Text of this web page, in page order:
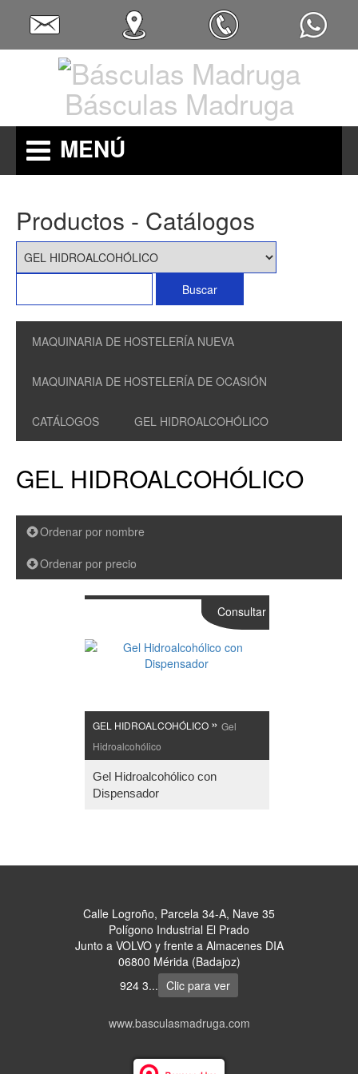
Básculas Madruga
MENÚ
Productos - Catálogos
MAQUINARIA DE HOSTELERÍA NUEVA
MAQUINARIA DE HOSTELERÍA DE OCASIÓN
CATÁLOGOS GEL HIDROALCOHÓLICO
GEL HIDROALCOHÓLICO
Ordenar por nombre
Ordenar por precio
GEL HIDROALCOHÓLICO » Gel
Hidroalcohólico
Gel Hidroalcohólico con
Dispensador
Consultar
Calle Logroño, Parcela 34-A, Nave 35
Polígono Industrial El Prado
Junto a VOLVO y frente a Almacenes DIA
06800 Mérida (Badajoz)
924 3... Clic para ver
www.basculasmadruga.com